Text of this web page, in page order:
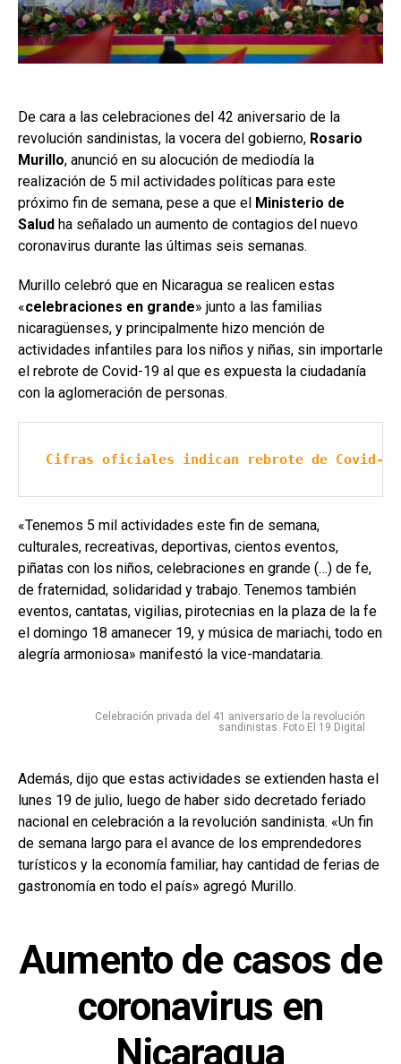
De cara a las celebraciones del 42 aniversario de la
revolución sandinistas, la vocera del gobierno, Rosario
Murillo, anunció en su alocución de mediodía la
realización de 5 mil actividades políticas para este
próximo fin de semana, pese a que el Ministerio de
Salud ha señalado un aumento de contagios del nuevo
coronavirus durante las últimas seis semanas.
Murillo celebró que en Nicaragua se realicen estas
«celebraciones en grande» junto a las familias
nicaragüenses, y principalmente hizo mención de
actividades infantiles para los niños y niñas, sin importarle
el rebrote de Covid-19 al que es expuesta la ciudadanía
con la aglomeración de personas.
Cifras oficiales indican rebrote de Covid-19
«Tenemos 5 mil actividades este fin de semana,
culturales, recreativas, deportivas, cientos eventos,
piñatas con los niños, celebraciones en grande (…) de fe,
de fraternidad, solidaridad y trabajo. Tenemos también
eventos, cantatas, vigilias, pirotecnias en la plaza de la fe
el domingo 18 amanecer 19, y música de mariachi, todo en
alegría armoniosa» manifestó la vice-mandataria.
Celebración privada del 41 aniversario de la revolución
sandinistas. Foto El 19 Digital
Además, dijo que estas actividades se extienden hasta el
lunes 19 de julio, luego de haber sido decretado feriado
nacional en celebración a la revolución sandinista. «Un fin
de semana largo para el avance de los emprendedores
turísticos y la economía familiar, hay cantidad de ferias de
gastronomía en todo el país» agregó Murillo.
Aumento de casos de
coronavirus en
Nicaragua